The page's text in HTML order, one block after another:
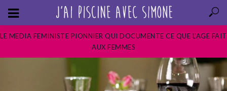
LE MEDIA FEMINISTE PIONNIER QUI DOCUMENTE CE QUE L’AGE FAIT
AUX FEMMES